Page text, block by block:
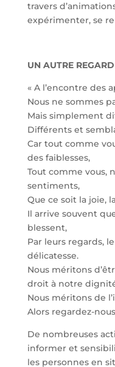
travers
expérimenter, se
UN AUTRE REGARD
« A l’encontre des
Nous ne sommes
Mais simplement
Différents et
Car tout comme
des faiblesses,
Tout comme vous,
sentiments,
Que ce soit la joie,
Il arrive souvent
blessent,
Par leurs regards,
délicatesse.
Nous méritons
droit à notre
Nous méritons de
Alors regardez-
De nombreuses
informer et
les personnes en